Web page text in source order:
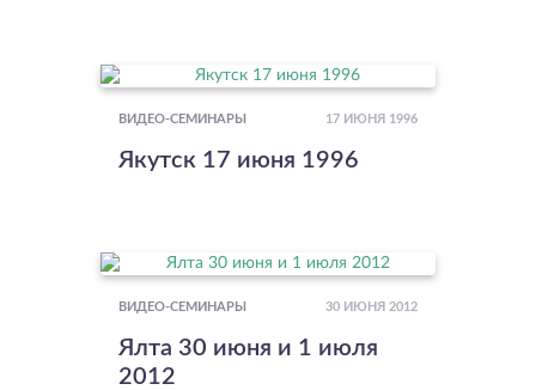
ВИДЕО-СЕМИНАРЫ 17 ИЮНЯ 1996
Якутск 17 июня 1996
ВИДЕО-СЕМИНАРЫ 30 ИЮНЯ 2012
Ялта 30 июня и 1 июля
2012